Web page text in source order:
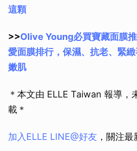
這顆
>>Olive Young必買寶藏面膜
愛面膜排行，保濕、抗老、緊
嫩肌
＊本文由 ELLE Taiwan 報導，
載＊
加入ELLE LINE@好友 ，關注